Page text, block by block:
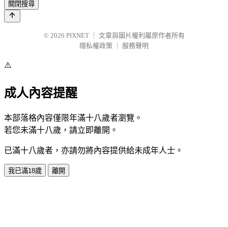
關閉搜尋
© 2026 PIXNET
文章與圖片權利屬原作者所有
隱私權政策
服務聲明
⚠️
成人內容提醒
本部落格內容僅限年滿十八歲者瀏覽。
若您未滿十八歲，請立即離開。
已滿十八歲者，亦請勿將內容提供給未成年人士。
我已滿18歲 離開